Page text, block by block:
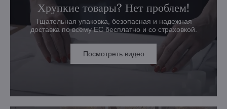
Хрупкие товары? Нет проблем!
Тщательная упаковка, безопасная и надежная
доставка по всему ЕС бесплатно и со страховкой.
Посмотреть видео